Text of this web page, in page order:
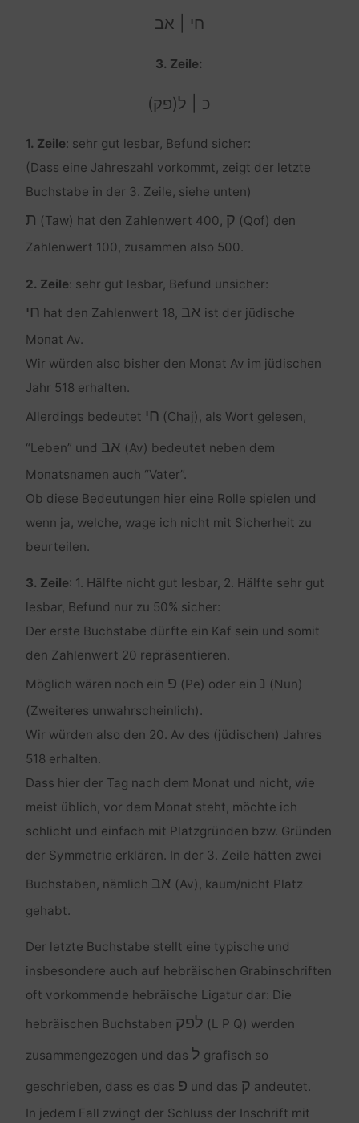
חי | אב
3. Zeile:
כ | ל(פק)
1. Zeile: sehr gut lesbar, Befund sicher:
(Dass eine Jahreszahl vorkommt, zeigt der letzte
Buchstabe in der 3. Zeile, siehe unten)
ת (Taw) hat den Zahlenwert 400, ק (Qof) den
Zahlenwert 100, zusammen also 500.
2. Zeile: sehr gut lesbar, Befund unsicher:
חי hat den Zahlenwert 18, אב ist der jüdische
Monat Av.
Wir würden also bisher den Monat Av im jüdischen
Jahr 518 erhalten.
Allerdings bedeutet חי (Chaj), als Wort gelesen,
“Leben” und אב (Av) bedeutet neben dem
Monatsnamen auch “Vater”.
Ob diese Bedeutungen hier eine Rolle spielen und
wenn ja, welche, wage ich nicht mit Sicherheit zu
beurteilen.
3. Zeile: 1. Hälfte nicht gut lesbar, 2. Hälfte sehr gut
lesbar, Befund nur zu 50% sicher:
Der erste Buchstabe dürfte ein Kaf sein und somit
den Zahlenwert 20 repräsentieren.
Möglich wären noch ein פ (Pe) oder ein נ (Nun)
(Zweiteres unwahrscheinlich).
Wir würden also den 20. Av des (jüdischen) Jahres
518 erhalten.
Dass hier der Tag nach dem Monat und nicht, wie
meist üblich, vor dem Monat steht, möchte ich
schlicht und einfach mit Platzgründen bzw. Gründen
der Symmetrie erklären. In der 3. Zeile hätten zwei
Buchstaben, nämlich אב (Av), kaum/nicht Platz
gehabt.
Der letzte Buchstabe stellt eine typische und
insbesondere auch auf hebräischen Grabinschriften
oft vorkommende hebräische Ligatur dar: Die
hebräischen Buchstaben לפק (L P Q) werden
zusammengezogen und das ל grafisch so
geschrieben, dass es das פ und das ק andeutet.
In jedem Fall zwingt der Schluss der Inschrift mit